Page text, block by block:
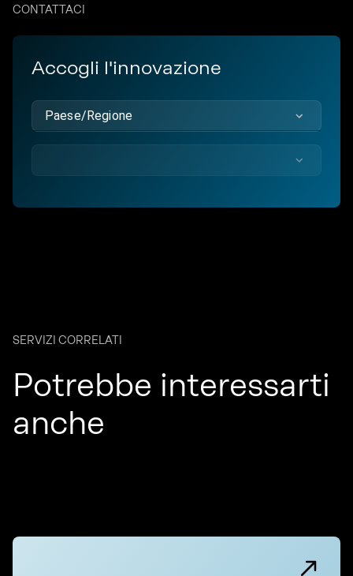
CONTATTACI
Accogli l'innovazione
Paese/Regione
SERVIZI CORRELATI
Potrebbe interessarti
anche